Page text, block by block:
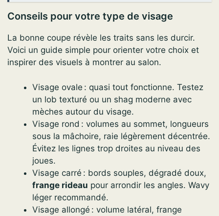
Conseils pour votre type de visage
La bonne coupe révèle les traits sans les durcir.
Voici un guide simple pour orienter votre choix et
inspirer des visuels à montrer au salon.
Visage ovale : quasi tout fonctionne. Testez
un lob texturé ou un shag moderne avec
mèches autour du visage.
Visage rond : volumes au sommet, longueurs
sous la mâchoire, raie légèrement décentrée.
Évitez les lignes trop droites au niveau des
joues.
Visage carré : bords souples, dégradé doux,
frange rideau pour arrondir les angles. Wavy
léger recommandé.
Visage allongé : volume latéral, frange